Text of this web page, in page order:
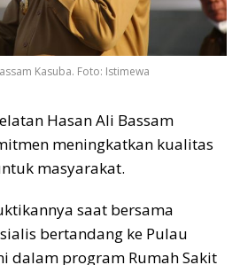
Kasuba. Foto: Istimewa
Hasan Ali Bassam
meningkatkan kualitas
masyarakat.
saat bersama
bertandang ke Pulau
dalam program Rumah Sakit